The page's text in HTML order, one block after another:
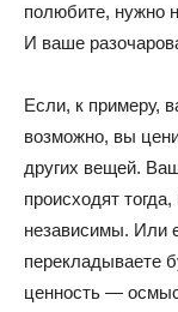
полюбите, нужно
И ваше
Если, к примеру,
возможно, вы
других вещей.
происходят
независимы. Или
перекладываете
ценность —